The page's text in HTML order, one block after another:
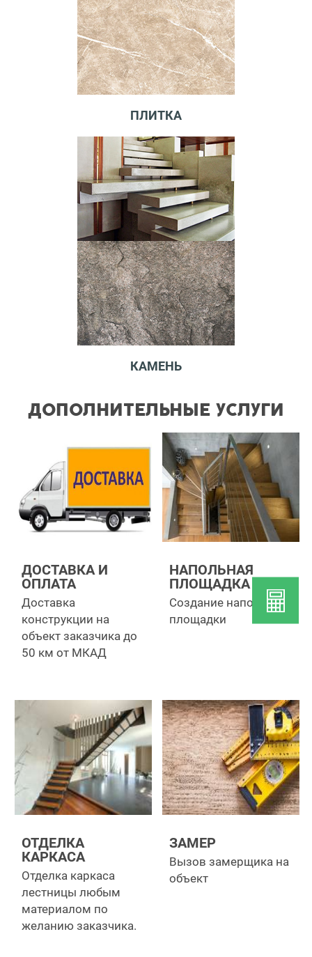
ПЛИТКА
КАМЕНЬ
ДОПОЛНИТЕЛЬНЫЕ УСЛУГИ
ДОСТАВКА И
ОПЛАТА
Доставка
конструкции на
объект заказчика до
50 км от МКАД
НАПОЛЬНАЯ
ПЛОЩАДКА
Создание напольной
площадки
ОТДЕЛКА
КАРКАСА
Отделка каркаса
лестницы любым
материалом по
желанию заказчика.
ЗАМЕР
Вызов замерщика на
объект